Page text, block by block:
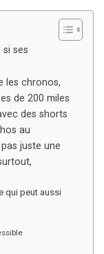
ses
les chronos,
de 200 miles
des shorts
au
juste une
qui peut aussi